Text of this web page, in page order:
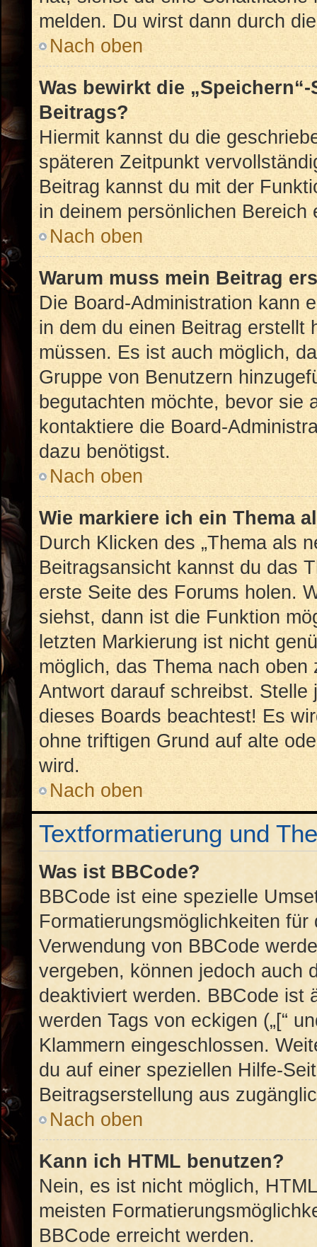
melden. Du wirst dann durch
Nach oben
Was bewirkt die
Beitrags?
Hiermit kannst du die
späteren Zeitpunkt
Beitrag kannst du mit der
in deinem persönlichen Bereich
Nach oben
Warum muss mein Beitrag
Die Board-Administration kann
in dem du einen Beitrag erstellt
müssen. Es ist auch möglich,
Gruppe von Benutzern
begutachten möchte, bevor sie
kontaktiere die Board-
dazu benötigst.
Nach oben
Wie markiere ich ein Thema
Durch Klicken des „Thema als
Beitragsansicht kannst du das
erste Seite des Forums holen.
siehst, dann ist die Funktion
letzten Markierung ist nicht
möglich, das Thema nach
Antwort darauf schreibst.
dieses Boards beachtest! Es
ohne triftigen Grund auf alte
wird.
Nach oben
Textformatierung und
Was ist BBCode?
BBCode ist eine spezielle
Formatierungsmöglichkeiten
Verwendung von BBCode
vergeben, können jedoch auch
deaktiviert werden. BBCode ist
werden Tags von eckigen („[“
Klammern eingeschlossen.
du auf einer speziellen Hilfe-
Beitragserstellung aus
Nach oben
Kann ich HTML benutzen?
Nein, es ist nicht möglich,
meisten
BBCode erreicht werden.